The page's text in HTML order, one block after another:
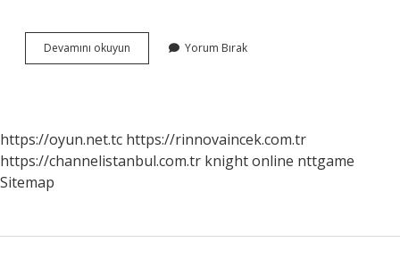
Devamını okuyun
Metin
Yorum Bırak
https://oyun.net.tc https://rinnovaincek.com.tr
https://channelistanbul.com.tr knight online nttgame
Sitemap